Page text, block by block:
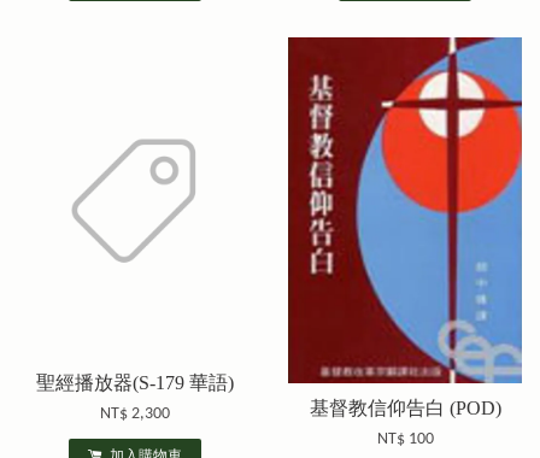
聖經播放器(S-179 華語)
NT$ 2,300 基督教信仰告白 (POD)
NT$ 100